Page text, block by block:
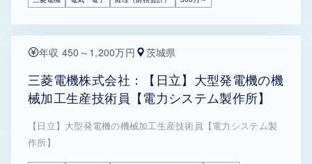
年収 450～1,200万円 茨城県
三菱電機株式会社：【日立】大型発電機の機
械加工生産技術員【電力システム製作所】
【日立】大型発電機の機械加工生産技術員【電力システム製
作所】